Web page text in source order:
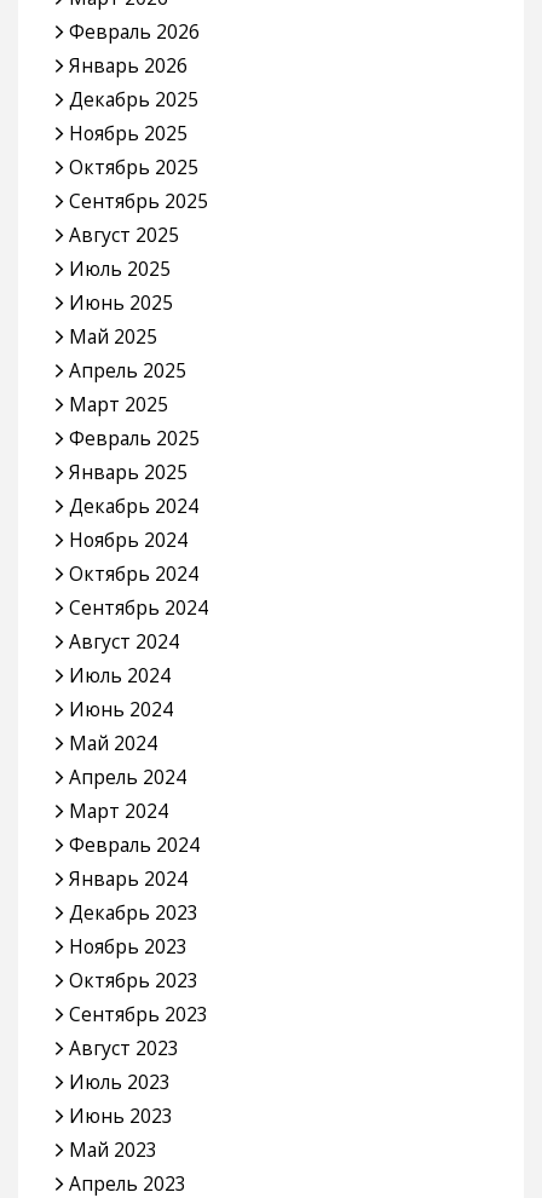
Февраль 2026
Январь 2026
Декабрь 2025
Ноябрь 2025
Октябрь 2025
Сентябрь 2025
Август 2025
Июль 2025
Июнь 2025
Май 2025
Апрель 2025
Март 2025
Февраль 2025
Январь 2025
Декабрь 2024
Ноябрь 2024
Октябрь 2024
Сентябрь 2024
Август 2024
Июль 2024
Июнь 2024
Май 2024
Апрель 2024
Март 2024
Февраль 2024
Январь 2024
Декабрь 2023
Ноябрь 2023
Октябрь 2023
Сентябрь 2023
Август 2023
Июль 2023
Июнь 2023
Май 2023
Апрель 2023